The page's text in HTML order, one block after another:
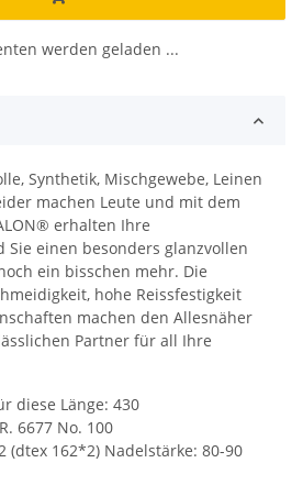
werden geladen ...
Synthetik, Mischgewebe, Leinen
machen Leute und mit dem
erhalten Ihre
Sie einen besonders glanzvollen
ein bisschen mehr. Die
hohe Reissfestigkeit
machen den Allesnäher
Partner für all Ihre
diese Länge: 430
6677 No. 100
(dtex 162*2) Nadelstärke: 80-90